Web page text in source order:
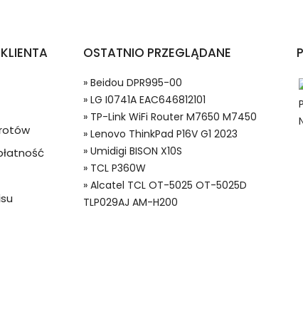
PayPal możesz odzyskać całkowitą wartość
będzie się znacznie różnić od opisu.
Baterie do Smartfonów i Telefonów, Alternatywna
OSTATNIO PRZEGLĄDANE
» Beidou DPR995-00
» LG I0741A EAC646812101
» TP-Link WiFi Router M7650 M7450
» Lenovo ThinkPad P16V G1 2023
» Umidigi BISON X10S
» TCL P360W
» Alcatel TCL OT-5025 OT-5025D
TLP029AJ AM-H200